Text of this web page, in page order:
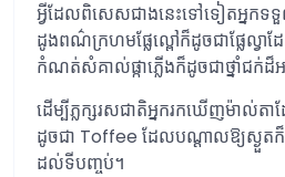
អ្វីដែលពិសេសជាងនេះទៅទៀតអ្នកទទួ
ដូងពណ៌ក្រហមផ្លែល្ពៅក៏ដូចជាផ្លែល្វា
កំណត់សំគាល់ផ្កាភ្លើងក៏ដូចជាថ្នាំជក់ដ៏អ
ដើម្បីភ្លក្សរសជាតិអ្នករកឃើញម៉ាល់ត
ដូចជា Toffee ដែលបណ្តាលឱ្យស្ងួតក៏
ដល់ទីបញ្ចប់។